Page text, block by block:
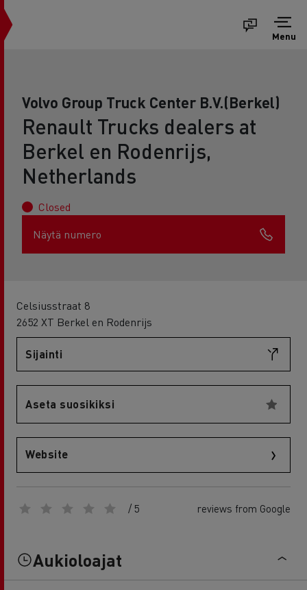
Menu
Volvo Group Truck Center B.V.(Berkel)
Renault Trucks dealers at
Berkel en Rodenrijs,
Netherlands
Closed
Näytä numero
Celsiusstraat 8
2652 XT Berkel en Rodenrijs
Sijainti
Aseta suosikiksi
Website
/ 5 reviews from Google
Aukioloajat